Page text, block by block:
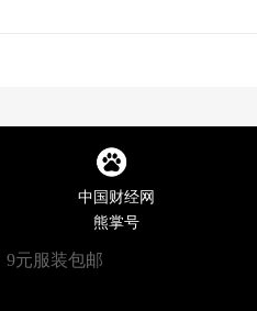
中国财经网
熊掌号
9元服装包邮